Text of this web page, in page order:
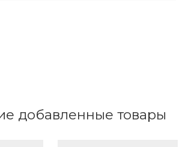
добавленные товары